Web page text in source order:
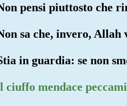
pensi piuttosto che
sa che, invero, Allah
in guardia: se non
ciuffo mendace